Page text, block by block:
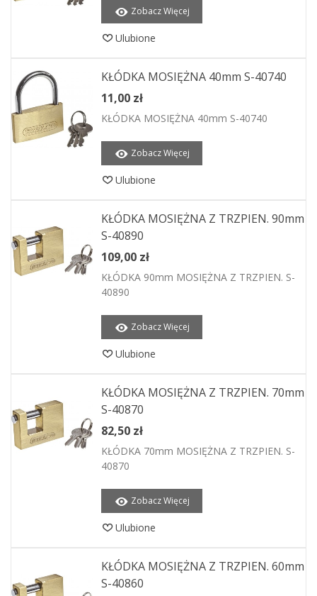
Zobacz Więcej
Ulubione
KŁÓDKA MOSIĘŻNA 40mm S-40740
11,00 zł
KŁÓDKA MOSIĘŻNA 40mm S-40740
Zobacz Więcej
Ulubione
KŁÓDKA MOSIĘŻNA Z TRZPIEN. 90mm
S-40890
109,00 zł
KŁÓDKA 90mm MOSIĘŻNA Z TRZPIEN. S-
40890
Zobacz Więcej
Ulubione
KŁÓDKA MOSIĘŻNA Z TRZPIEN. 70mm
S-40870
82,50 zł
KŁÓDKA 70mm MOSIĘŻNA Z TRZPIEN. S-
40870
Zobacz Więcej
Ulubione
KŁÓDKA MOSIĘŻNA Z TRZPIEN. 60mm
S-40860